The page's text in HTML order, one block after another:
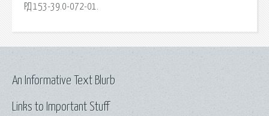
РД 153-39.0-072-01.
Links to Important Stuff
An Informative Text Blurb